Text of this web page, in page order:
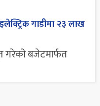
गाडीमा २३ लाख
गरेको बजेटमार्फत